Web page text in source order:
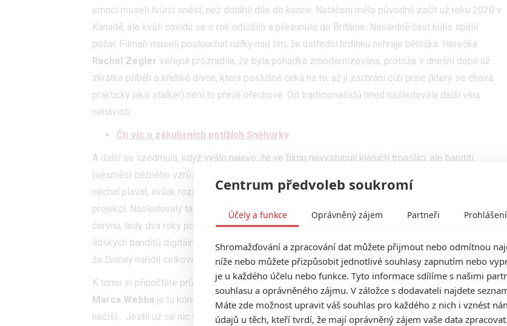
emocí museli tvůrci snést, než dotáhli dílo do konce. Natáčení mělo původně začít už roku 2020 v
Kanadě, ale kvůli covidu se o rok odložilo a přesunulo do Británie. Následně část kulis spálil
požár. Filmaři museli poslouchat nářky nad tím, že ústřední hrdinku nehraje běloška. Herečka
Rachel Zegler veřejně prozradila, že byla pohádka zmodernizována, protože v dnešní době už
zkrátka příběh o křehké dívce, která poslušně čeká na to, až ji zachrání cizí princ (který se chová
prakticky jako stalker) není to pravé ořechové. Od tradicionalistů hned následovala další vlna
nenávisti.
Čti víc o zákulisních potížích Sněhurky
A další se vzedmula, když vyšlo najevo, že ve filmu nevystupují klasičtí trpaslíci, ale banditi
(vesměs) běžného vzrůstu, různých pohlaví a barvy pleti. Odpor na sítích by
nechal plavat, avšak rozpracovaný film nedostal pozitivní zpětnou odezvu ani během testovacích
projekcí. Následovaly tak rozsáhlé a dlouho trvající přetáčky, které definitivně skončily až letos v
červnu, tedy dva roky po tom, co natáčení začalo. Během přetáček došlo minimálně k nahrazení
lidských banditů digitálními trpaslíky, ale asi nebudeme příliš odvážní, pokud si zaspekulujeme,
že Disney nařídil celkově celý film daleko víc připodobnit původnímu animáku.
K tomu si připočtěte průtahy způsobené loňskými stávkami a tak až pět let po najmutí režiséra
Marca Webba je tu konečně první teaser trailer, ze kterého pětiletá práce rozhodně nikterak
nečiší… Jestli už se nic dalšího nepokazí, dočkáme se snímku příští rok v březnu.
Centrum předvoleb soukromí
Účely a funkce Oprávněný zájem Partneři
Shromažďování a zpracování dat můžete přijmout nebo odmítnou
níže nebo můžete přizpůsobit jednotlivé souhlasy zapnutím nebo
je u každého účelu nebo funkce. Tyto informace sdílíme s našimi
souhlasu a oprávněného zájmu. V záložce s dodavateli najdete
Máte zde možnost upravit váš souhlas pro každého z nich i vznést
údajů u těch, kteří tvrdí, že mají oprávněný zájem vaše data zpracovat.